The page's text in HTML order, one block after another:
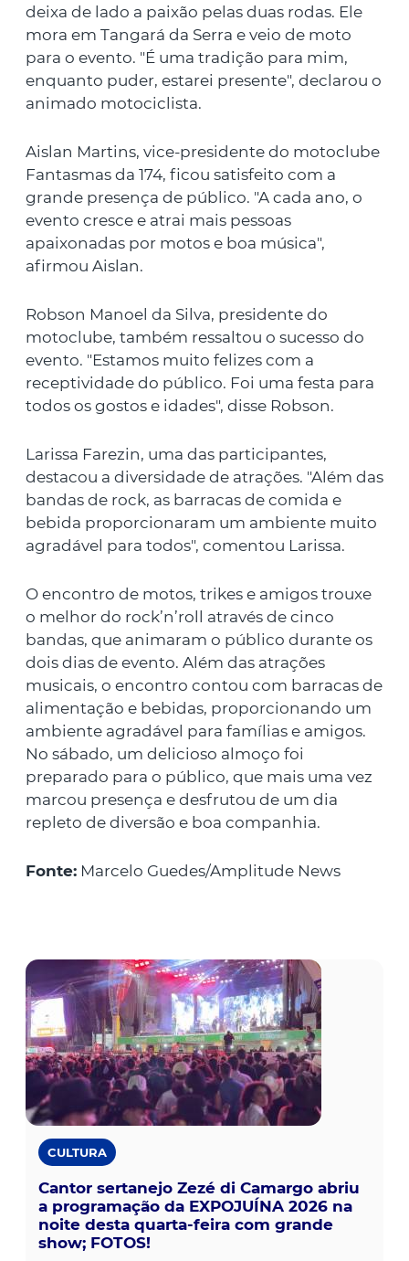
deixa de lado a paixão pelas duas rodas. Ele
mora em Tangará da Serra e veio de moto
para o evento. "É uma tradição para mim,
enquanto puder, estarei presente", declarou o
animado motociclista.
Aislan Martins, vice-presidente do motoclube
Fantasmas da 174, ficou satisfeito com a
grande presença de público. "A cada ano, o
evento cresce e atrai mais pessoas
apaixonadas por motos e boa música",
afirmou Aislan.
Robson Manoel da Silva, presidente do
motoclube, também ressaltou o sucesso do
evento. "Estamos muito felizes com a
receptividade do público. Foi uma festa para
todos os gostos e idades", disse Robson.
Larissa Farezin, uma das participantes,
destacou a diversidade de atrações. "Além das
bandas de rock, as barracas de comida e
bebida proporcionaram um ambiente muito
agradável para todos", comentou Larissa.
O encontro de motos, trikes e amigos trouxe
o melhor do rock’n’roll através de cinco
bandas, que animaram o público durante os
dois dias de evento. Além das atrações
musicais, o encontro contou com barracas de
alimentação e bebidas, proporcionando um
ambiente agradável para famílias e amigos.
No sábado, um delicioso almoço foi
preparado para o público, que mais uma vez
marcou presença e desfrutou de um dia
repleto de diversão e boa companhia.
Fonte: Marcelo Guedes/Amplitude News
CULTURA
Cantor sertanejo Zezé di Camargo abriu
a programação da EXPOJUÍNA 2026 na
noite desta quarta-feira com grande
show; FOTOS!